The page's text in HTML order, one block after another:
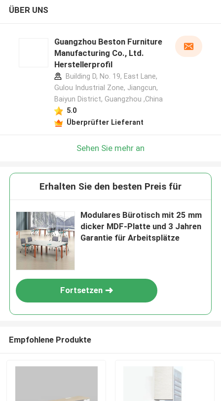
ÜBER UNS
Guangzhou Beston Furniture
Manufacturing Co., Ltd.
Herstellerprofil
Building D, No. 19, East Lane,
Gulou Industrial Zone, Jiangcun,
Baiyun District, Guangzhou ,China
5.0
Überprüfter Lieferant
Sehen Sie mehr an
Erhalten Sie den besten Preis für
Modulares Bürotisch mit 25 mm
dicker MDF-Platte und 3 Jahren
Garantie für Arbeitsplätze
Fortsetzen
Empfohlene Produkte